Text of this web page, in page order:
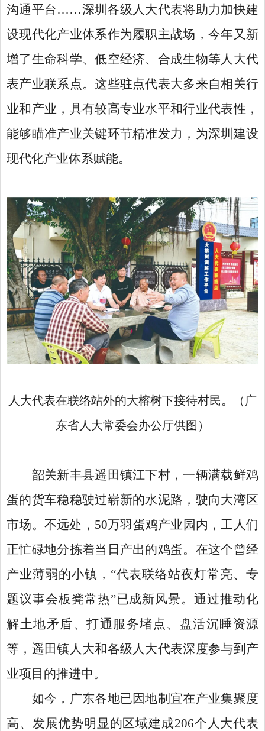
沟通平台……深圳各级人大代表将助力加快建
设现代化产业体系作为履职主战场，今年又新
增了生命科学、低空经济、合成生物等人大代
表产业联系点。这些驻点代表大多来自相关行
业和产业，具有较高专业水平和行业代表性，
能够瞄准产业关键环节精准发力，为深圳建设
现代化产业体系赋能。
人大代表在联络站外的大榕树下接待村民。（广
东省人大常委会办公厅供图）
韶关新丰县遥田镇江下村，一辆满载鲜鸡
蛋的货车稳稳驶过崭新的水泥路，驶向大湾区
市场。不远处， 50万羽蛋鸡产业园内，工人们
正忙碌地分拣着当日产出的鸡蛋。在这个曾经
产业薄弱的小镇，“代表联络站夜灯常亮、专
题议事会板凳常热”已成新风景。通过推动化
解土地矛盾、打通服务堵点、盘活沉睡资源
等，遥田镇人大和各级人大代表深度参与到产
业项目的推进中。
如今，广东各地已因地制宜在产业集聚度
高、发展优势明显的区域建成206个人大代表